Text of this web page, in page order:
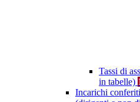
Tassi di
in tabelle)
Incarichi